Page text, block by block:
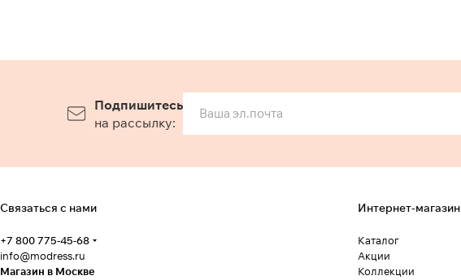
Подпишитесь
на рассылку:
Связаться с нами
+7 800 775-45-68
info@modress.ru
Магазин в Москве
Интернет-магазин
Каталог
Акции
Коллекции